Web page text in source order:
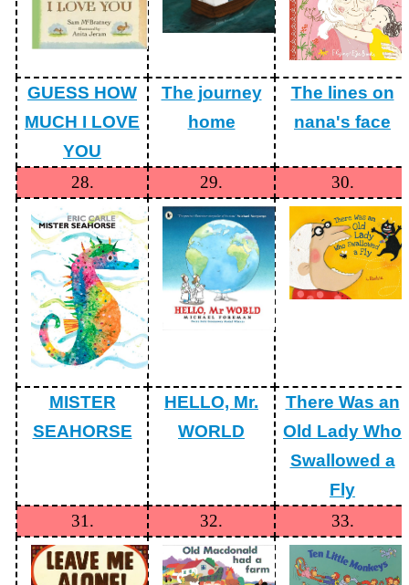
GUESS HOW
MUCH I LOVE
YOU
The journey
home
The lines on
nana's face
28. 29. 30.
MISTER
SEAHORSE
HELLO, Mr.
WORLD
There Was an
Old Lady Who
Swallowed a
Fly
31.
32. 33.